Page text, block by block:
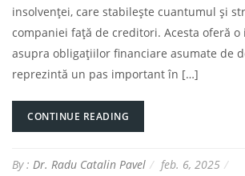
insolvenței, care stabilește cuantumul și
companiei față de creditori. Acesta oferă o
asupra obligațiilor financiare asumate de
reprezintă un pas important în […]
CONTINUE READING
By : Dr. Radu Catalin Pavel feb. 6, 2025